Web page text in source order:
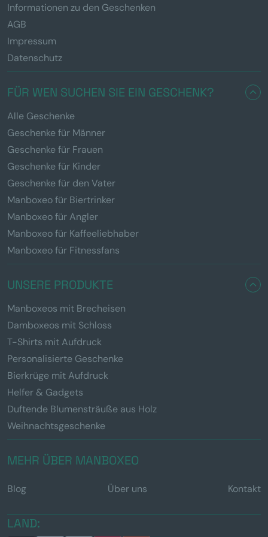
Informationen zu den Geschenken
AGB
Impressum
Datenschutz
FÜR WEN SUCHEN SIE EIN GESCHENK?
Alle Geschenke
Geschenke für Männer
Geschenke für Frauen
Geschenke für Kinder
Geschenke für den Vater
Manboxeo für Biertrinker
Manboxeo für Angler
Manboxeo für Kaffeeliebhaber
Manboxeo für Fitnessfans
UNSERE PRODUKTE
Manboxeos mit Brecheisen
Damboxeos mit Schloss
T-Shirts mit Aufdruck
Personalisierte Geschenke
Bierkrüge mit Aufdruck
Helfer & Gadgets
Duftende Blumensträuße aus Holz
Weihnachtsgeschenke
MEHR ÜBER MANBOXEO
Blog Über uns Kontakt
LAND: